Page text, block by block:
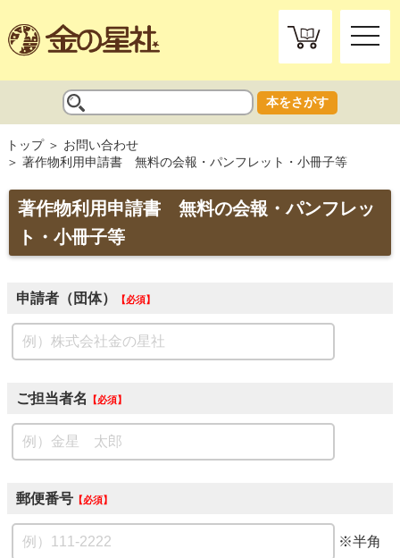
toggle
本をさがす
トップ
お問い合わせ
著作物利用申請書 無料の会報・パンフレット・小冊子等
著作物利用申請書 無料の会報・パンフレッ
ト・小冊子等
申請者（団体） 必須
ご担当者名 必須
郵便番号 必須
※半角